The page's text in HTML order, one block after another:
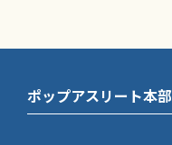
ポップアスリート本部